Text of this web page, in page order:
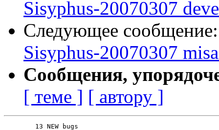
Sisyphus-20070307
Следующее
Sisyphus-20070307
Сообщения,
[ теме ] [ автору ]